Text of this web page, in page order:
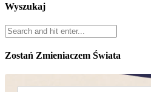
Wyszukaj
Zostań Zmieniaczem Świata